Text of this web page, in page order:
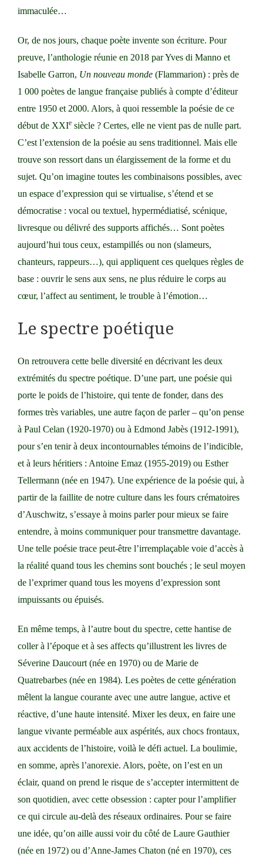
immaculée…
Or, de nos jours, chaque poète invente son écriture. Pour
preuve, l’anthologie réunie en 2018 par Yves di Manno et
Isabelle Garron, Un nouveau monde (Flammarion) : près de
1 000 poètes de langue française publiés à compte d’éditeur
entre 1950 et 2000. Alors, à quoi ressemble la poésie de ce
début de XXIe siècle ? Certes, elle ne vient pas de nulle part.
C’est l’extension de la poésie au sens traditionnel. Mais elle
trouve son ressort dans un élargissement de la forme et du
sujet. Qu’on imagine toutes les combinaisons possibles, avec
un espace d’expression qui se virtualise, s’étend et se
démocratise : vocal ou textuel, hypermédiatisé, scénique,
livresque ou délivré des supports affichés… Sont poètes
aujour­d’hui tous ceux, estampillés ou non (slameurs,
chanteurs, rappeurs…), qui appliquent ces quelques règles de
base : ouvrir le sens aux sens, ne plus réduire le corps au
cœur, l’affect au sentiment, le trouble à l’émotion…
Le spectre poétique
On retrouvera cette belle diversité en décrivant les deux
extrémités du spectre poétique. D’une part, une poésie qui
porte le poids de l’histoire, qui tente de fonder, dans des
formes très variables, une autre façon de parler – qu’on pense
à Paul Celan (1920-1970) ou à Edmond Jabès (1912-1991),
pour s’en tenir à deux incontournables témoins de l’indicible,
et à leurs héritiers : Antoine Emaz (1955-2019) ou Esther
Tellermann (née en 1947). Une expérience de la poésie qui, à
partir de la faillite de notre culture dans les fours crématoires
d’Auschwitz, s’essaye à moins parler pour mieux se faire
entendre, à moins communiquer pour transmettre davantage.
Une telle poésie trace peut-être l’irremplaçable voie d’accès à
la réalité quand tous les chemins sont bouchés ; le seul moyen
de l’exprimer quand tous les moyens d’expression sont
impuissants ou épuisés.
En même temps, à l’autre bout du spectre, cette hantise de
coller à l’époque et à ses affects qu’illustrent les livres de
Séverine Daucourt (née en 1970) ou de Marie de
Quatrebarbes (née en 1984). Les poètes de cette génération
mêlent la langue courante avec une autre langue, active et
réactive, d’une haute intensité. Mixer les deux, en faire une
langue vivante perméable aux aspérités, aux chocs frontaux,
aux accidents de l’histoire, voilà le défi actuel. La boulimie,
en somme, après l’anorexie. Alors, poète, on l’est en un
éclair, quand on prend le risque de s’accepter intermittent de
son quotidien, avec cette obsession : capter pour l’amplifier
ce qui circule au-delà des réseaux ordinaires. Pour se faire
une idée, qu’on aille aussi voir du côté de Laure Gauthier
(née en 1972) ou d’Anne-James Chaton (né en 1970), ces